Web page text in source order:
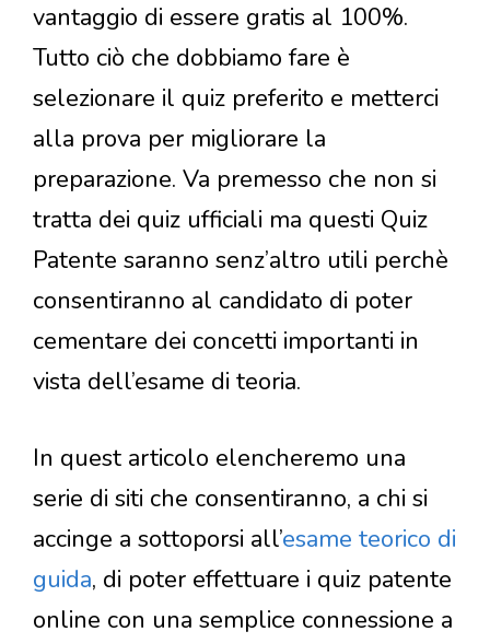
vantaggio di essere gratis al 100%.
Tutto ciò che dobbiamo fare è
selezionare il quiz preferito e metterci
alla prova per migliorare la
preparazione. Va premesso che non si
tratta dei quiz ufficiali ma questi Quiz
Patente saranno senz’altro utili perchè
consentiranno al candidato di poter
cementare dei concetti importanti in
vista dell’esame di teoria.
In quest articolo elencheremo una
serie di siti che consentiranno, a chi si
accinge a sottoporsi all’esame teorico di
guida, di poter effettuare i quiz patente
online con una semplice connessione a